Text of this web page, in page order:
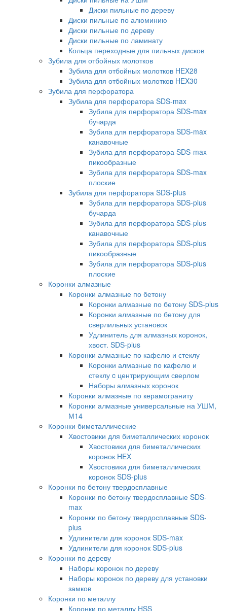
Диски пильные по дереву
Диски пильные по алюминию
Диски пильные по дереву
Диски пильные по ламинату
Кольца переходные для пильных дисков
Зубила для отбойных молотков
Зубила для отбойных молотков HEX28
Зубила для отбойных молотков HEX30
Зубила для перфоратора
Зубила для перфоратора SDS-max
Зубила для перфоратора SDS-max
бучарда
Зубила для перфоратора SDS-max
канавочные
Зубила для перфоратора SDS-max
пикообразные
Зубила для перфоратора SDS-max
плоские
Зубила для перфоратора SDS-plus
Зубила для перфоратора SDS-plus
бучарда
Зубила для перфоратора SDS-plus
канавочные
Зубила для перфоратора SDS-plus
пикообразные
Зубила для перфоратора SDS-plus
плоские
Коронки алмазные
Коронки алмазные по бетону
Коронки алмазные по бетону SDS-plus
Коронки алмазные по бетону для
сверлильных установок
Удлинитель для алмазных коронок,
хвост. SDS-plus
Коронки алмазные по кафелю и стеклу
Коронки алмазные по кафелю и
стеклу c центрирующим сверлом
Наборы алмазных коронок
Коронки алмазные по керамограниту
Коронки алмазные универсальные на УШМ,
М14
Коронки биметаллические
Хвостовики для биметаллических коронок
Хвостовики для биметаллических
коронок HEX
Хвостовики для биметаллических
коронок SDS-plus
Коронки по бетону твердосплавные
Коронки по бетону твердосплавные SDS-
max
Коронки по бетону твердосплавные SDS-
plus
Удлинители для коронок SDS-max
Удлинители для коронок SDS-plus
Коронки по дереву
Наборы коронок по дереву
Наборы коронок по дереву для установки
замков
Коронки по металлу
Коронки по металлу HSS